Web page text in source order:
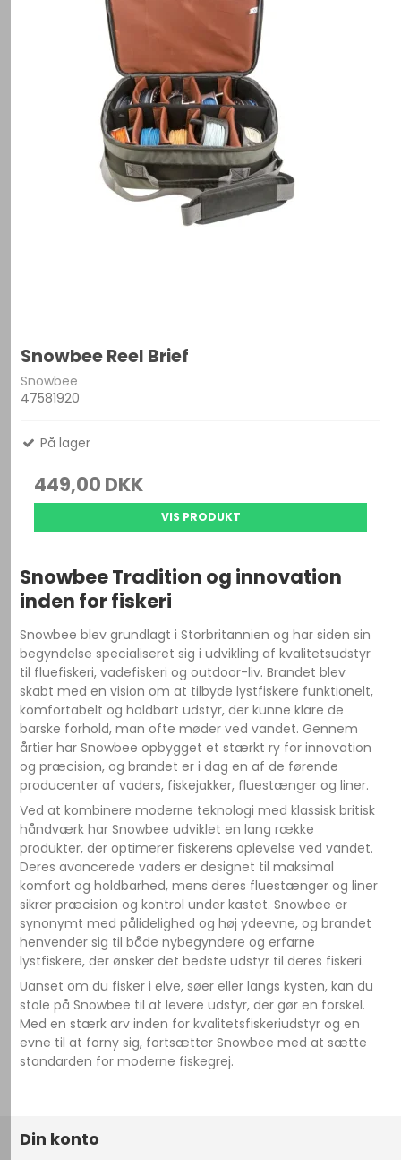
Snowbee Reel Brief
Snowbee
47581920
På lager
449,00 DKK
VIS PRODUKT
Snowbee Tradition og innovation
inden for fiskeri
Snowbee blev grundlagt i Storbritannien og har siden sin
begyndelse specialiseret sig i udvikling af kvalitetsudstyr
til fluefiskeri, vadefiskeri og outdoor-liv. Brandet blev
skabt med en vision om at tilbyde lystfiskere funktionelt,
komfortabelt og holdbart udstyr, der kunne klare de
barske forhold, man ofte møder ved vandet. Gennem
årtier har Snowbee opbygget et stærkt ry for innovation
og præcision, og brandet er i dag en af de førende
producenter af vaders, fiskejakker, fluestænger og liner.
Ved at kombinere moderne teknologi med klassisk britisk
håndværk har Snowbee udviklet en lang række
produkter, der optimerer fiskerens oplevelse ved vandet.
Deres avancerede vaders er designet til maksimal
komfort og holdbarhed, mens deres fluestænger og liner
sikrer præcision og kontrol under kastet. Snowbee er
synonymt med pålidelighed og høj ydeevne, og brandet
henvender sig til både nybegyndere og erfarne
lystfiskere, der ønsker det bedste udstyr til deres fiskeri.
Uanset om du fisker i elve, søer eller langs kysten, kan du
stole på Snowbee til at levere udstyr, der gør en forskel.
Med en stærk arv inden for kvalitetsfiskeriudstyr og en
evne til at forny sig, fortsætter Snowbee med at sætte
standarden for moderne fiskegrej.
Din konto